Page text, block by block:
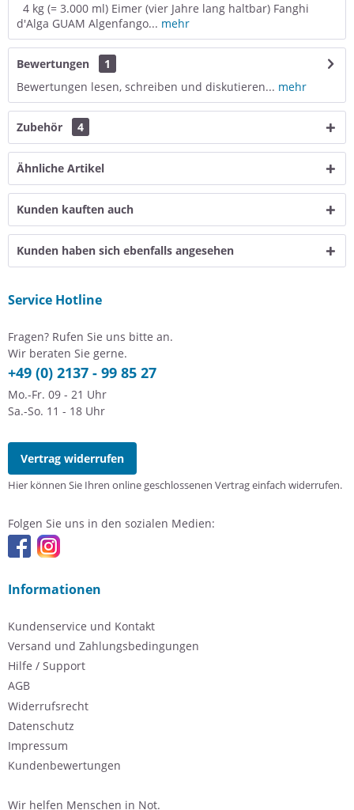
4 kg (= 3.000 ml) Eimer (vier Jahre lang haltbar) Fanghi
d'Alga GUAM Algenfango... mehr
Bewertungen
1
Bewertungen lesen, schreiben und diskutieren... mehr
Zubehör 4
Ähnliche Artikel
Kunden kauften auch
Kunden haben sich ebenfalls angesehen
Service Hotline
Fragen? Rufen Sie uns bitte an.
Wir beraten Sie gerne.
+49 (0) 2137 - 99 85 27
Mo.-Fr. 09 - 21 Uhr
Sa.-So. 11 - 18 Uhr
Vertrag widerrufen
Hier können Sie Ihren online geschlossenen Vertrag einfach widerrufen.
Folgen Sie uns in den sozialen Medien:
Informationen
Kundenservice und Kontakt
Versand und Zahlungsbedingungen
Hilfe / Support
AGB
Widerrufsrecht
Datenschutz
Impressum
Kundenbewertungen
Wir helfen Menschen in Not.